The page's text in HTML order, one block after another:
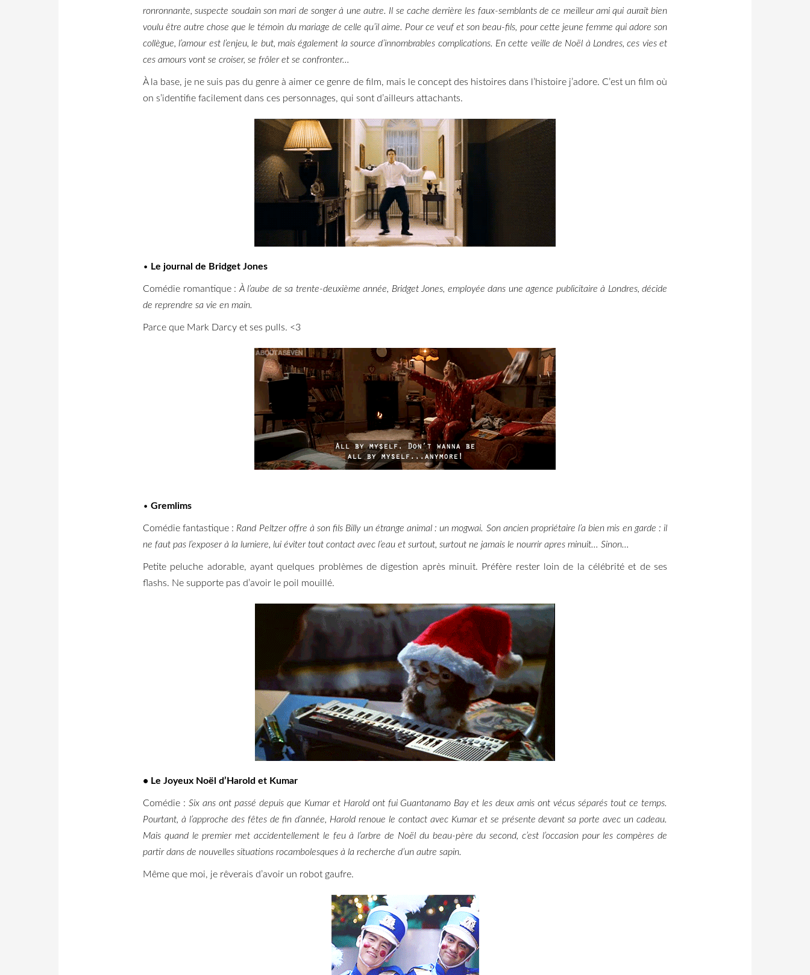
ronronnante, suspecte soudain son mari de songer à une autre. Il se cache derrière les faux-semblants de ce meilleur ami qui aurait bien
voulu être autre chose que le témoin du mariage de celle qu’il aime. Pour ce veuf et son beau-fils, pour cette jeune femme qui adore son
collègue, l’amour est l’enjeu, le but, mais également la source d’innombrables complications. En cette veille de Noël à Londres, ces vies et
ces amours vont se croiser, se frôler et se confronter…
À la base, je ne suis pas du genre à aimer ce genre de film, mais le concept des histoires dans l’histoire j’adore. C’est un film où
on s’identifie facilement dans ces personnages, qui sont d’ailleurs attachants.
• Le journal de Bridget Jones
Comédie romantique : À l’aube de sa trente-deuxième année, Bridget Jones, employée dans une agence publicitaire à Londres, décide
de reprendre sa vie en main.
Parce que Mark Darcy et ses pulls. <3
• Gremlims
Comédie fantastique : Rand Peltzer offre à son fils Billy un étrange animal : un mogwai. Son ancien propriétaire l’a bien mis en garde : il
ne faut pas l’exposer à la lumiere, lui éviter tout contact avec l’eau et surtout, surtout ne jamais le nourrir apres minuit… Sinon…
Petite peluche adorable, ayant quelques problèmes de digestion après minuit. Préfère rester loin de la célébrité et de ses
flashs. Ne supporte pas d’avoir le poil mouillé.
• Le Joyeux Noël d’Harold et Kumar
Comédie : Six ans ont passé depuis que Kumar et Harold ont fui Guantanamo Bay et les deux amis ont vécus séparés tout ce temps.
Pourtant, à l’approche des fêtes de fin d’année, Harold renoue le contact avec Kumar et se présente devant sa porte avec un cadeau.
Mais quand le premier met accidentellement le feu à l’arbre de Noël du beau-père du second, c’est l’occasion pour les compères de
partir dans de nouvelles situations rocambolesques à la recherche d’un autre sapin.
Même que moi, je rêverais d’avoir un robot gaufre.